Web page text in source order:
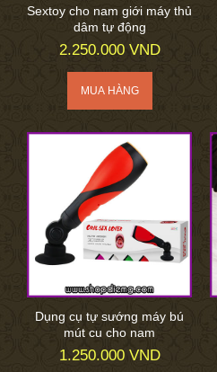
Sextoy cho nam giới máy thủ
dâm tự động
2.250.000 VND
Dụng cụ tự sướng máy bú
mút cu cho nam
1.250.000 VND